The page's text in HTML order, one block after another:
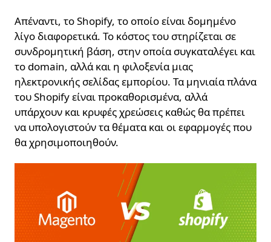
Απέναντι, το Shopify, το οποίο είναι δομημένο
λίγο διαφορετικά. Το κόστος του στηρίζεται σε
συνδρομητική βάση, στην οποία συγκαταλέγει και
το domain, αλλά και η φιλοξενία μιας
ηλεκτρονικής σελίδας εμπορίου. Τα μηνιαία πλάνα
του Shopify είναι προκαθορισμένα, αλλά
υπάρχουν και κρυφές χρεώσεις καθώς θα πρέπει
να υπολογιστούν τα θέματα και οι εφαρμογές που
θα χρησιμοποιηθούν.